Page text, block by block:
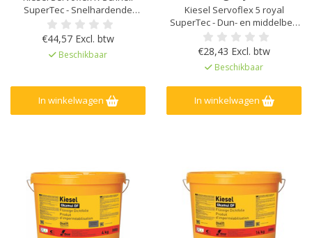
SuperTec - Snelhardende
flexibele tegellijm , Stofvrij, Voor
binnen en buiten, Laagdikte tot
15 mm, Laag verbruik, Variabele
waterfactor voor hoge stabiliteit
verlijming van niet-
doorschijnende natu
€44,57 Excl. btw
Beschikbaar
In winkelwagen
Kiesel Servoflex 5 royal
SuperTec - Dun- en middelbed
tegellijm / tegellijm met hoge
beginsterkte, Stofarm, Hoog
renedement, Geen uitslag,
Veilig te gebruiken bij lagere
temperaturen, Ook op
verwarmde dekvloeren,
balkons, terrassen en gevels,
€28,43 Excl. btw
Beschikbaar
In winkelwagen